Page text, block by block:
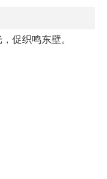
促织鸣东壁。